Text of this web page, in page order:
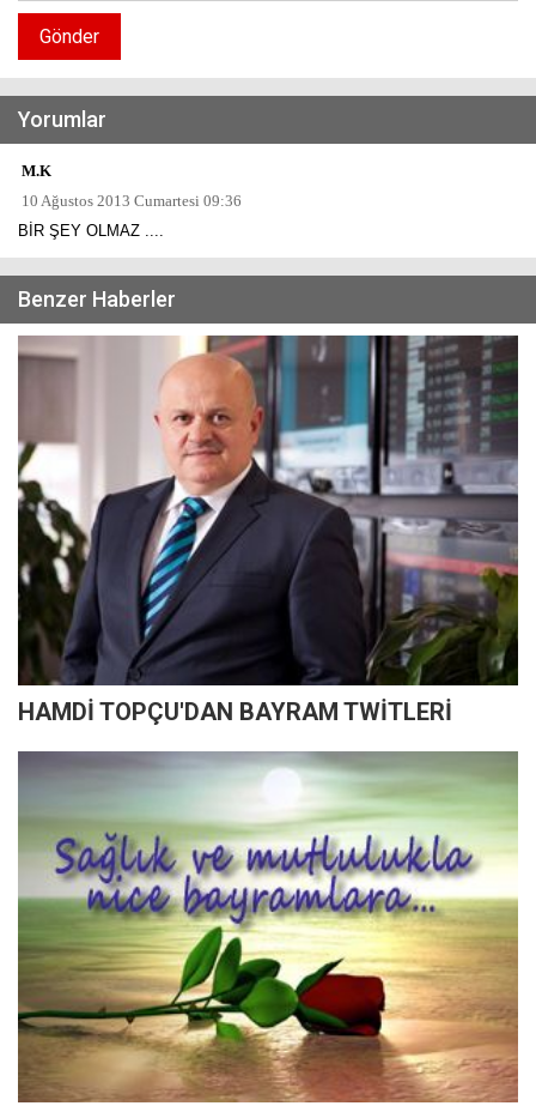
Gönder
Yorumlar
M.K
10 Ağustos 2013 Cumartesi 09:36
BİR ŞEY OLMAZ ....
Benzer Haberler
HAMDİ TOPÇU'DAN BAYRAM TWİTLERİ